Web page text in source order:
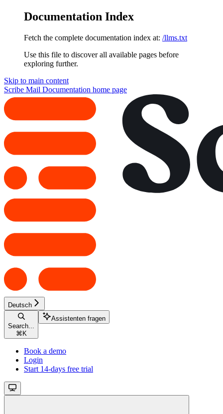
Documentation Index
Fetch the complete documentation index at: /llms.txt
Use this file to discover all available pages before
exploring further.
Skip to main content
Scribe Mail Documentation home page
Deutsch
Search...
⌘ K
Assistenten fragen
Book a demo
Login
Start 14-days free trial